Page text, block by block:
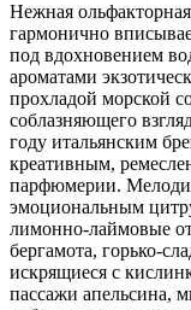
Нежная
гармонично
под вдохновением
ароматами
прохладой морской
соблазняющего
году итальянским
креативным,
парфюмерии.
эмоциональным
лимонно-лаймовые
бергамота, горько-
искрящиеся с
пассажи апельсина,